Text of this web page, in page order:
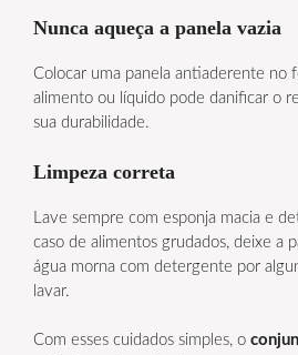
Nunca aqueça a panela vazia
Colocar uma panela antiaderente no
alimento ou líquido pode danificar o
sua durabilidade.
Limpeza correta
Lave sempre com esponja macia e
caso de alimentos grudados, deixe a
água morna com detergente por
lavar.
Com esses cuidados simples, o